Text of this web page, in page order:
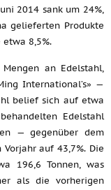
2014 sank um 24%,
gelieferten Produkte
8,5%.
an Edelstahl,
International’s» —
belief sich auf etwa
Edelstahl
— gegenüber dem
auf 43,7%. Die
196,6 Tonnen, was
als die vorherigen